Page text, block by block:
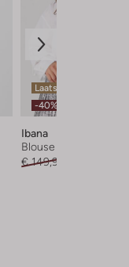
Laatste item
-40%
Ibana
Blouse
€ 149,95